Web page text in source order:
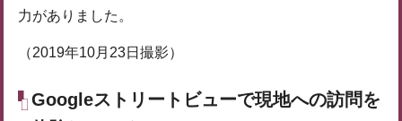
力がありました。
（2019年10月23日撮影）
Googleストリートビューで現地への訪問を